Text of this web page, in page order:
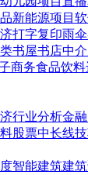
新能源项目
打字复印雨
书屋书店中
商务食品饮料
行业分析金
股票中长线
智能建筑建